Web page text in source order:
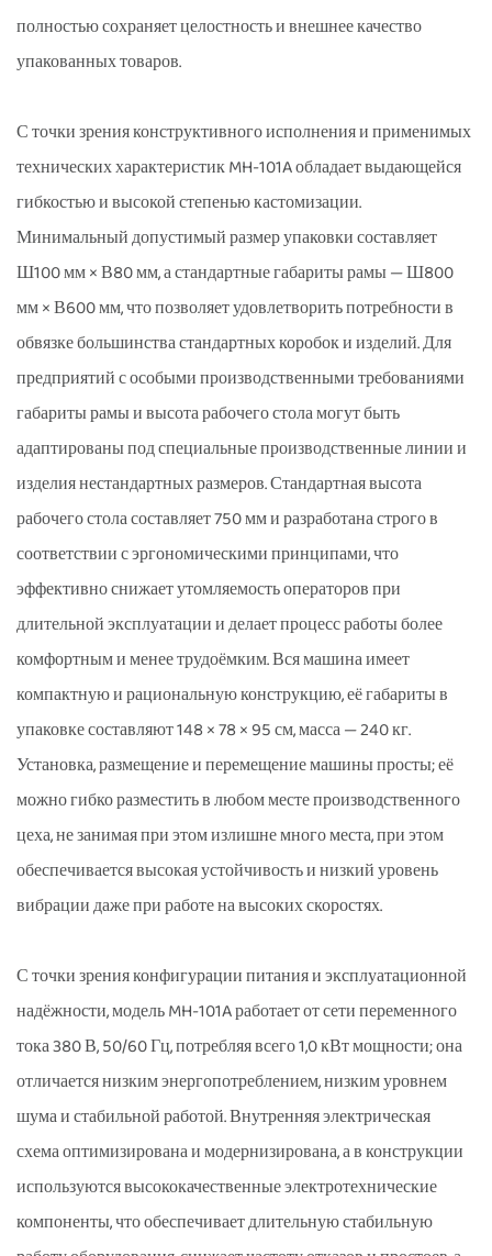
полностью сохраняет целостность и внешнее качество
упакованных товаров.
С точки зрения конструктивного исполнения и применимых
технических характеристик MH-101A обладает выдающейся
гибкостью и высокой степенью кастомизации.
Минимальный допустимый размер упаковки составляет
Ш100 мм × В80 мм, а стандартные габариты рамы — Ш800
мм × В600 мм, что позволяет удовлетворить потребности в
обвязке большинства стандартных коробок и изделий. Для
предприятий с особыми производственными требованиями
габариты рамы и высота рабочего стола могут быть
адаптированы под специальные производственные линии и
изделия нестандартных размеров. Стандартная высота
рабочего стола составляет 750 мм и разработана строго в
соответствии с эргономическими принципами, что
эффективно снижает утомляемость операторов при
длительной эксплуатации и делает процесс работы более
комфортным и менее трудоёмким. Вся машина имеет
компактную и рациональную конструкцию, её габариты в
упаковке составляют 148 × 78 × 95 см, масса — 240 кг.
Установка, размещение и перемещение машины просты; её
можно гибко разместить в любом месте производственного
цеха, не занимая при этом излишне много места, при этом
обеспечивается высокая устойчивость и низкий уровень
вибрации даже при работе на высоких скоростях.
С точки зрения конфигурации питания и эксплуатационной
надёжности, модель MH-101A работает от сети переменного
тока 380 В, 50/60 Гц, потребляя всего 1,0 кВт мощности; она
отличается низким энергопотреблением, низким уровнем
шума и стабильной работой. Внутренняя электрическая
схема оптимизирована и модернизирована, а в конструкции
используются высококачественные электротехнические
компоненты, что обеспечивает длительную стабильную